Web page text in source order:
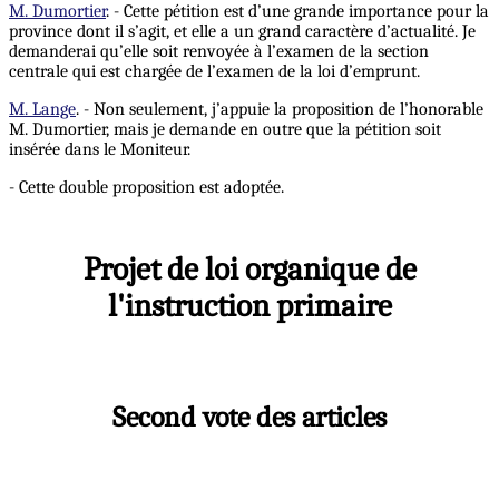
M. Dumortier. - Cette pétition est d’une grande importance pour la
province dont il s’agit, et elle a un grand caractère d’actualité. Je
demanderai qu’elle soit renvoyée à l’examen de la section
centrale qui est chargée de l’examen de la loi d’emprunt.
M. Lange. - Non seulement, j’appuie la proposition de l’honorable
M. Dumortier, mais je demande en outre que la pétition soit
insérée dans le Moniteur.
- Cette double proposition est adoptée.
Projet de loi organique de
l'instruction primaire
Second vote des articles